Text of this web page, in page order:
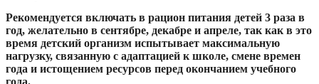
Рекомендуется включать в рацион питания детей 3 раза в
год, желательно в сентябре, декабре и апреле, так как в это
время детский организм испытывает максимальную
нагрузку, связанную с адаптацией к школе, смене времен
года и истощением ресурсов перед окончанием учебного
года.